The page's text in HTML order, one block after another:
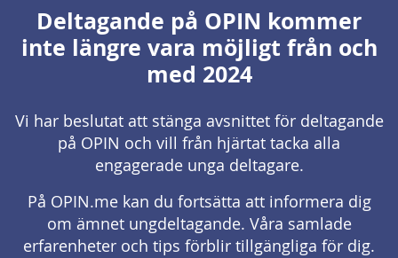
Deltagande på OPIN kommer
inte längre vara möjligt från och
med 2024
Vi har beslutat att stänga avsnittet för deltagande
på OPIN och vill från hjärtat tacka alla
engagerade unga deltagare.
På OPIN.me kan du fortsätta att informera dig
om ämnet ungdeltagande. Våra samlade
erfarenheter och tips förblir tillgängliga för dig.